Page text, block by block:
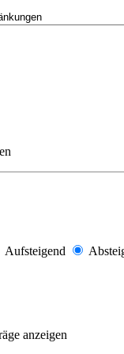
Aufsteigend
anzeigen